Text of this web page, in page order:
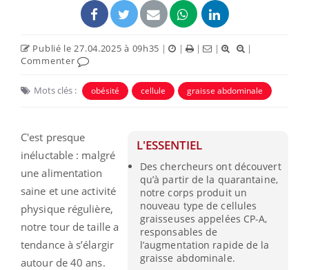
Publié le 27.04.2025 à 09h35 | | | |
|
Commenter
Mots clés : obésité cellule graisse abdominale
L'ESSENTIEL
Des chercheurs ont découvert
qu’à partir de la quarantaine,
notre corps produit un
nouveau type de cellules
graisseuses appelées CP-A,
responsables de
l’augmentation rapide de la
graisse abdominale.
C'est presque
inéluctable : malgré
une alimentation
saine et une activité
physique régulière,
notre tour de taille a
tendance à s’élargir
autour de 40 ans.